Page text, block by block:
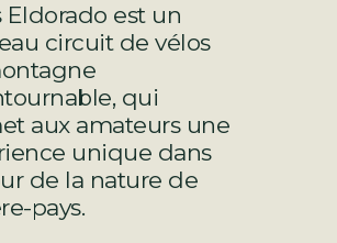
Eldorado est un
circuit de vélos
qui
aux amateurs une
unique dans
de la nature de
pays.